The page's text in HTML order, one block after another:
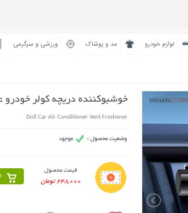
لوازم خودرو مد و پوشاک ورزشی و سرگرمی
خوشبوکننده دریچه کولر
Doll Car Air Conditioner Vent Freshener
قیمت محصول
248,000 تومان